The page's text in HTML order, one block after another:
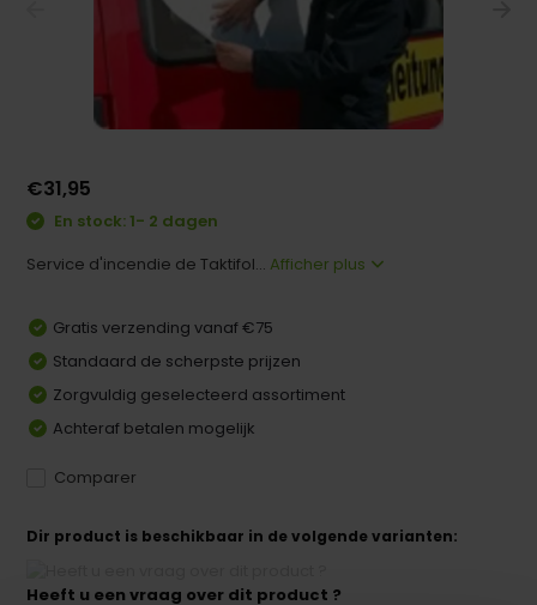
€31,95
En stock: 1- 2 dagen
Service d'incendie de Taktifol... Afficher plus
Gratis verzending vanaf €75
Standaard de scherpste prijzen
Zorgvuldig geselecteerd assortiment
Achteraf betalen mogelijk
Comparer
Dir product is beschikbaar in de volgende varianten:
Heeft u een vraag over dit product ?